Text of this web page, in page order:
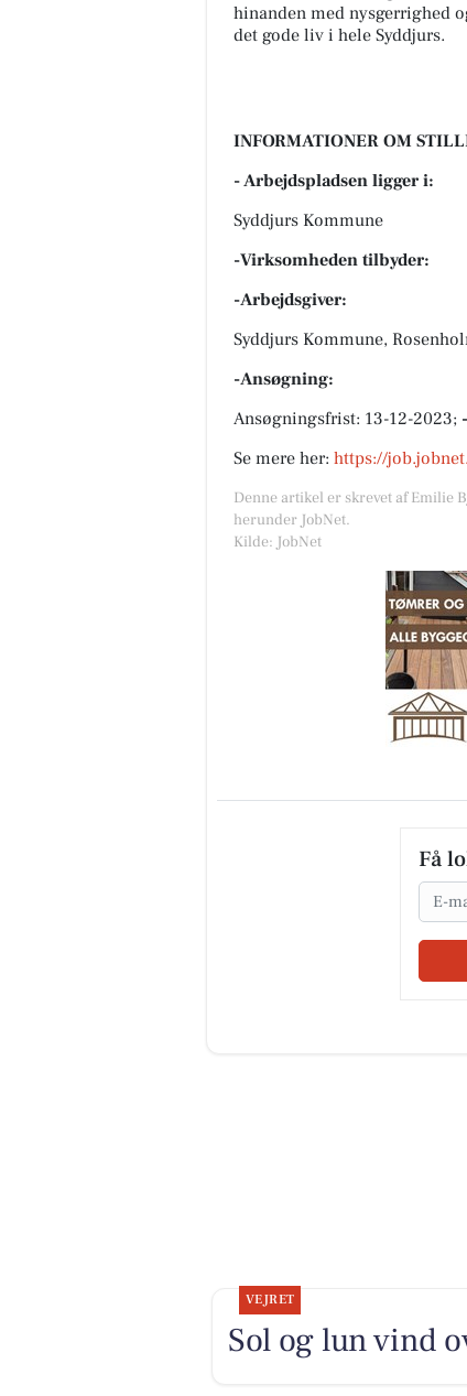
hinanden med nysgerrighed
det gode liv i hele Syddjurs.
INFORMATIONER OM
- Arbejdspladsen ligger i:
Syddjurs Kommune
-Virksomheden tilbyder:
-Arbejdsgiver:
Syddjurs Kommune,
-Ansøgning:
Ansøgningsfrist: 13-12-2023;
Se mere her: https://
Denne artikel er skrevet af Emilie
herunder JobNet.
Kilde: JobNet
Få
Email
VEJRET
Sol og lun vind